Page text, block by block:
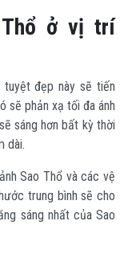
Thổ ở vị trí
tuyệt đẹp này sẽ tiến
sẽ phản xạ tối đa ánh
sáng hơn bất kỳ thời
dài.
Sao Thổ và các vệ
trung bình sẽ cho
sáng nhất của Sao